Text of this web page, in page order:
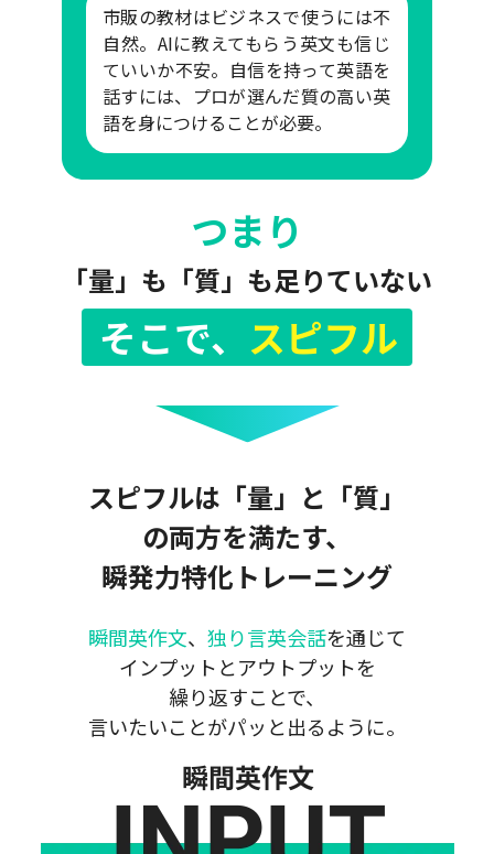
市販の教材はビジネスで使うには不
自然。AIに教えてもらう英文も信じ
ていいか不安。自信を持って英語を
話すには、プロが選んだ質の高い英
語を身につけることが必要。
つまり
「量」も「質」も足りていない
そこで、 スピフル
スピフルは「量」と「質」
の両方を満たす、
瞬発力特化トレーニング
瞬間英作文、 独り言英会話を通じて
インプットとアウトプットを
繰り返すことで、
言いたいことがパッと出るように。